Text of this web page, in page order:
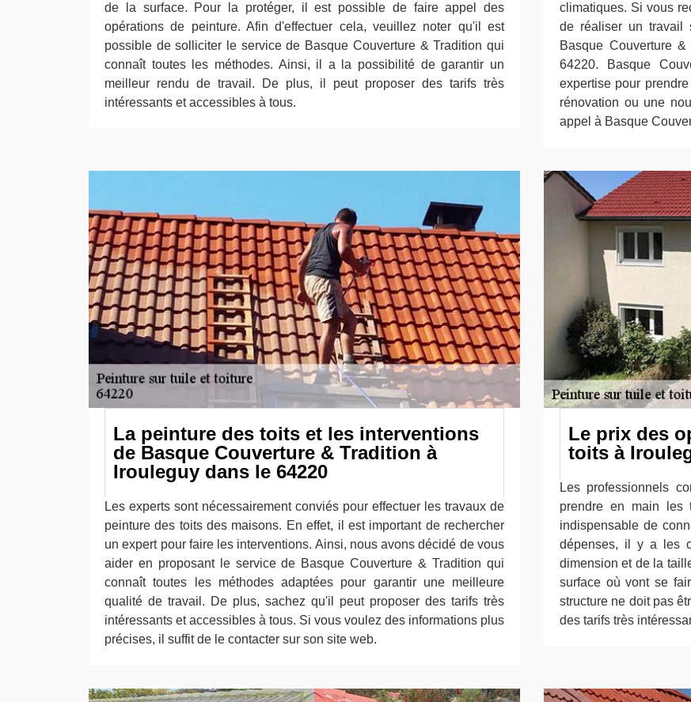
de la surface. Pour la protéger, il est possible de faire appel des
opérations de peinture. Afin d'effectuer cela, veuillez noter qu'il est
possible de solliciter le service de Basque Couverture & Tradition qui
connaît toutes les méthodes. Ainsi, il a la possibilité de garantir un
meilleur rendu de travail. De plus, il peut proposer des tarifs très
intéressants et accessibles à tous.
climatiques. Si vous
de réaliser un travail
Basque Couverture
64220. Basque
expertise pour
rénovation ou une
appel à Basque
La peinture des toits et les interventions
de Basque Couverture & Tradition à
Irouleguy dans le 64220
Les experts sont nécessairement conviés pour effectuer les travaux de
peinture des toits des maisons. En effet, il est important de rechercher
un expert pour faire les interventions. Ainsi, nous avons décidé de vous
aider en proposant le service de Basque Couverture & Tradition qui
connaît toutes les méthodes adaptées pour garantir une meilleure
qualité de travail. De plus, sachez qu'il peut proposer des tarifs très
intéressants et accessibles à tous. Si vous voulez des informations plus
précises, il suffit de le contacter sur son site web.
Le prix des
toits à
Les professionnels
prendre en main les
indispensable de
dépenses, il y a les
dimension et de la
surface où vont se
structure ne doit pas
des tarifs très